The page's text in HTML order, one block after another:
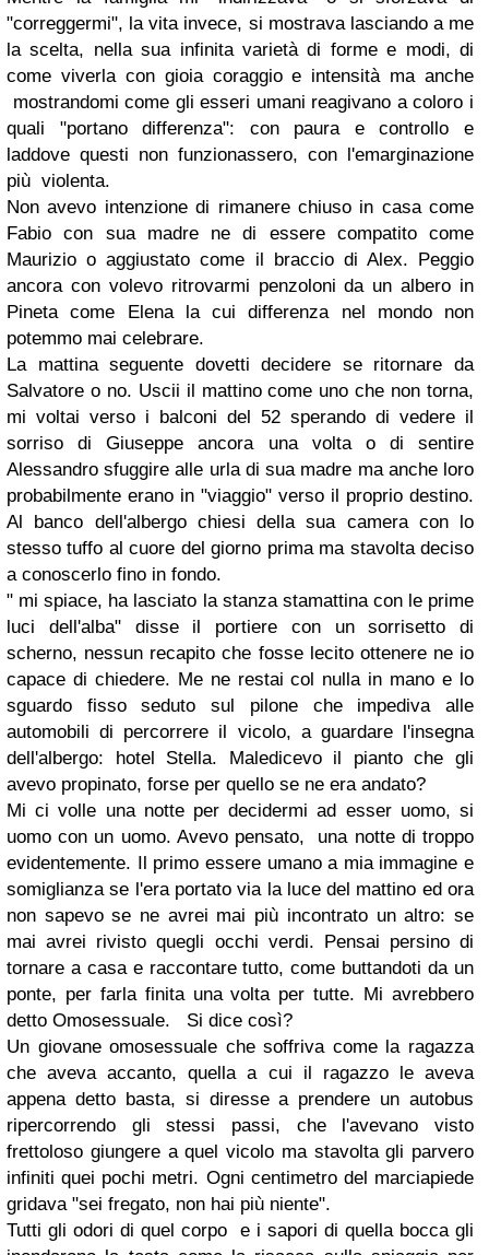
"correggermi", la vita invece, si mostrava lasciando a me
la scelta, nella sua infinita varietà di forme e modi, di
come viverla con gioia coraggio e intensità ma anche
mostrandomi come gli esseri umani reagivano a coloro i
quali "portano differenza": con paura e controllo e
laddove questi non funzionassero, con l'emarginazione
più violenta.
Non avevo intenzione di rimanere chiuso in casa come
Fabio con sua madre ne di essere compatito come
Maurizio o aggiustato come il braccio di Alex. Peggio
ancora con volevo ritrovarmi penzoloni da un albero in
Pineta come Elena la cui differenza nel mondo non
potemmo mai celebrare.
La mattina seguente dovetti decidere se ritornare da
Salvatore o no. Uscii il mattino come uno che non torna,
mi voltai verso i balconi del 52 sperando di vedere il
sorriso di Giuseppe ancora una volta o di sentire
Alessandro sfuggire alle urla di sua madre ma anche loro
probabilmente erano in "viaggio" verso il proprio destino.
Al banco dell'albergo chiesi della sua camera con lo
stesso tuffo al cuore del giorno prima ma stavolta deciso
a conoscerlo fino in fondo.
" mi spiace, ha lasciato la stanza stamattina con le prime
luci dell'alba" disse il portiere con un sorrisetto di
scherno, nessun recapito che fosse lecito ottenere ne io
capace di chiedere. Me ne restai col nulla in mano e lo
sguardo fisso seduto sul pilone che impediva alle
automobili di percorrere il vicolo, a guardare l'insegna
dell'albergo: hotel Stella. Maledicevo il pianto che gli
avevo propinato, forse per quello se ne era andato?
Mi ci volle una notte per decidermi ad esser uomo, si
uomo con un uomo. Avevo pensato, una notte di troppo
evidentemente. Il primo essere umano a mia immagine e
somiglianza se l'era portato via la luce del mattino ed ora
non sapevo se ne avrei mai più incontrato un altro: se
mai avrei rivisto quegli occhi verdi. Pensai persino di
tornare a casa e raccontare tutto, come buttandoti da un
ponte, per farla finita una volta per tutte. Mi avrebbero
detto Omosessuale. Si dice così?
Un giovane omosessuale che soffriva come la ragazza
che aveva accanto, quella a cui il ragazzo le aveva
appena detto basta, si diresse a prendere un autobus
ripercorrendo gli stessi passi, che l'avevano visto
frettoloso giungere a quel vicolo ma stavolta gli parvero
infiniti quei pochi metri. Ogni centimetro del marciapiede
gridava "sei fregato, non hai più niente".
Tutti gli odori di quel corpo e i sapori di quella bocca gli